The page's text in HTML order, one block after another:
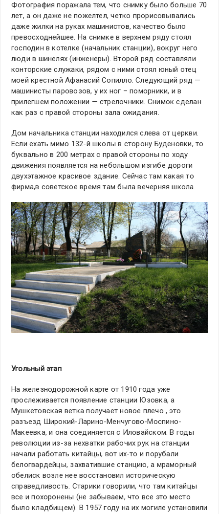
Фотография поражала тем, что снимку было больше 70
лет, а он даже не пожелтел, четко прорисовывались
даже жилки на руках машинистов, качество было
превосходнейшее. На снимке в верхнем ряду стоял
господин в котелке (начальник станции), вокруг него
люди в шинелях (инженеры). Второй ряд составляли
конторские служаки, рядом с ними стоял юный отец
моей крестной Афанасий Сопилло. Следующий ряд —
машинисты паровозов, у их ног – поморники, и в
прилегшем положении — стрелочники. Снимок сделан
как раз с правой стороны зала ожидания.
Дом начальника станции находился слева от церкви.
Если ехать мимо 132-й школы в сторону Буденовки, то
буквально в 200 метрах с правой стороны по ходу
движения появляется на небольшом изгибе дороги
двухэтажное красивое здание. Сейчас там какая то
фирма,в советское время там была вечерняя школа.
Угольный этап
На железнодорожной карте от 1910 года уже
прослеживается появление станции Юзовка, а
Мушкетовская ветка получает новое плечо , это
разъезд Широкий-Ларино-Менчугово-Моспино-
Макеевка, и она соединяется с Иловайском. В годы
революции из-за нехватки рабочих рук на станции
начали работать китайцы, вот их-то и порубали
белогвардейцы, захватившие станцию, а мраморный
обелиск возле нее восстановил историческую
справедливость. Старики говорили, что там китайцы
все и похоронены (не забываем, что все это место
было кладбищем). В 1957 году на их могиле установили